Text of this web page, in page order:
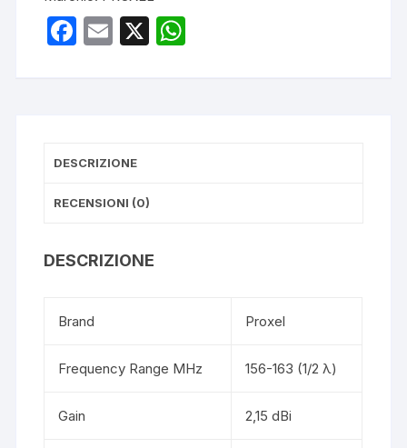
F
o
o
E
X
DESCRIZIONE
RECENSIONI (0)
DESCRIZIONE
Brand Proxel
Frequency Range MHz 156-163 (1/2 λ)
Gain 2,15 dBi